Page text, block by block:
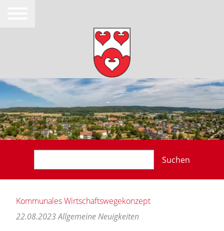
Suchen
Kommunales Wirtschaftswegekonzept
22.08.2023Allgemeine Neuigkeiten